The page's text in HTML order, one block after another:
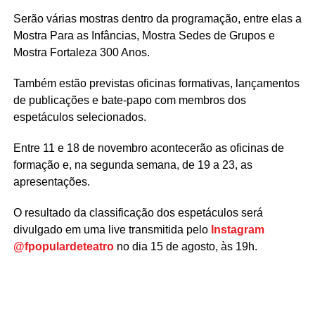
Serão várias mostras dentro da programação, entre elas a
Mostra Para as Infâncias, Mostra Sedes de Grupos e
Mostra Fortaleza 300 Anos.
Também estão previstas oficinas formativas, lançamentos
de publicações e bate-papo com membros dos
espetáculos selecionados.
Entre 11 e 18 de novembro acontecerão as oficinas de
formação e, na segunda semana, de 19 a 23, as
apresentações.
O resultado da classificação dos espetáculos será
divulgado em uma live transmitida pelo Instagram
@fpopulardeteatro no dia 15 de agosto, às 19h.